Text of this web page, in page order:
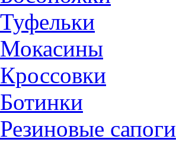
Туфельки
Мокасины
Кроссовки
Ботинки
Резиновые сапоги